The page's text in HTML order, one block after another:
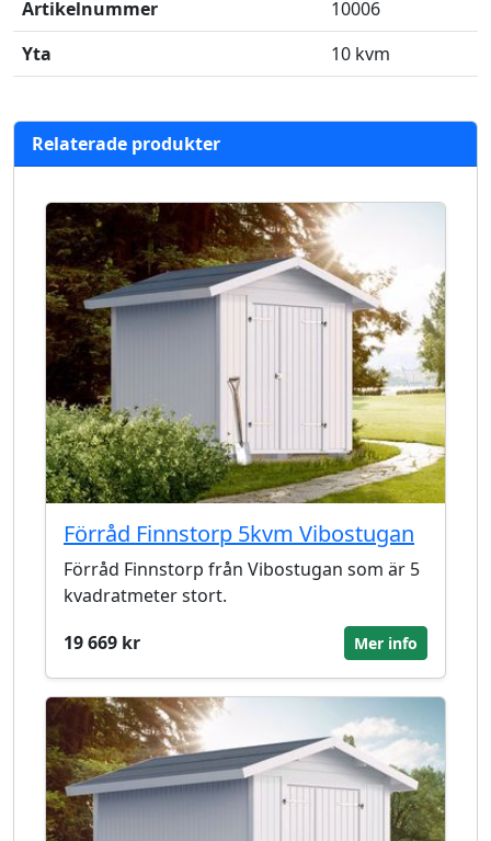
Artikelnummer
10006
Yta
10 kvm
Relaterade produkter
Förråd Finnstorp 5kvm Vibostugan
Förråd Finnstorp från Vibostugan som är 5
kvadratmeter stort.
19 669 kr
Mer info